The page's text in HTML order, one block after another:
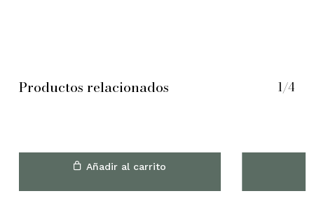
Productos relacionados 1/4
Añadir al carrito